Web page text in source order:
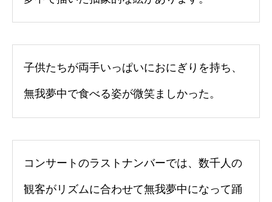
子供たちが両手いっぱいにおにぎりを持ち、
無我夢中で食べる姿が微笑ましかった。
コンサートのラストナンバーでは、数千人の
観客がリズムに合わせて無我夢中になって踊